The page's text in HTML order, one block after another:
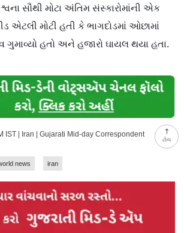
ટોચ
સૌથી મોટા અંતિમ સંસ્કારોમાંની એક
એટલી મોટી હતી કે ભાગદોડમાં ઓછામાં
હતો અને હજારો ઘાયલ થયા હતા.
IST | Iran | Gujarati Mid-day Correspondent
news iran